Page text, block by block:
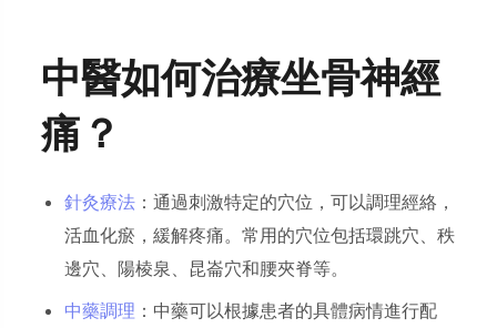
中醫如何治療坐骨神經
痛？
針灸療法 ：通過刺激特定的穴位，可以調理經絡，
活血化瘀，緩解疼痛。常用的穴位包括環跳穴、秩
邊穴、陽棱泉、昆崙穴和腰夾脊等。
中藥調理 ：中藥可以根據患者的具體病情進行配